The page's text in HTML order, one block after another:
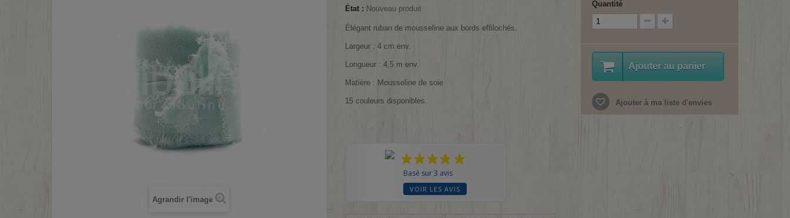
Agrandir l'image
État : Nouveau produit
Élégant ruban de mousseline aux bords effilochés.
Largeur : 4 cm env.
Longueur : 4,5 m env.
Matière : Mousseline de soie
15 couleurs disponibles.
Basé sur 3 avis
VOIR LES AVIS
Quantité
Ajouter au panier
Ajouter à ma liste d'envies